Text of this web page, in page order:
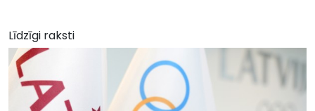
Līdzīgi raksti